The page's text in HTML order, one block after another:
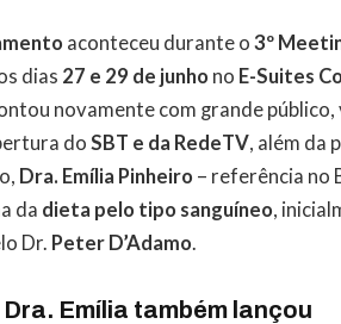
aconteceu durante o3º
dias 27 e 29 de junho no E-Suites
novamente com grande público,
doSBT e da RedeTV, além da
Dra. Emília Pinheiro – referência no
da dieta pelo tipo sanguíneo,
Dr. Peter D’Adamo.
Dra. Emília também lançou